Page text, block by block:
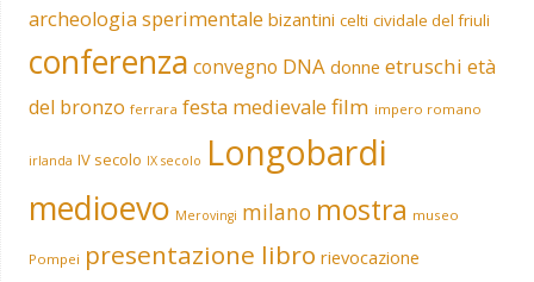
archeologia sperimentale bizantini celti cividale del friuli
conferenza convegno DNA donne etruschi età
del bronzo ferrara festa medievale film impero romano
irlanda IV secolo IX secolo Longobardi
medioevo Merovingi milano mostra museo
Pompei presentazione libro rievocazione